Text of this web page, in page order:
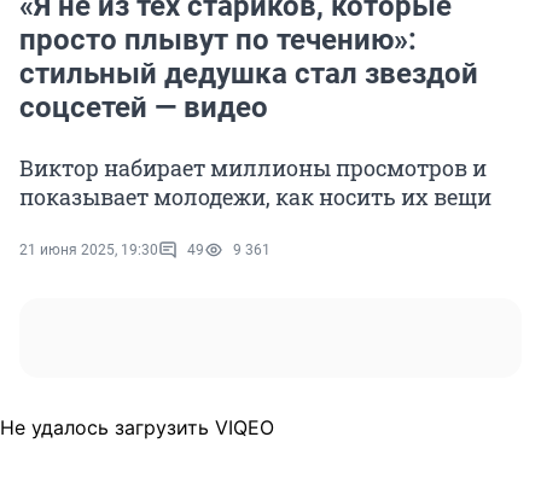
просто плывут по течению»:
стильный дедушка стал звездой
соцсетей — видео
Виктор набирает миллионы просмотров и
показывает молодежи, как носить их вещи
21 июня 2025, 19:30 49 9 361
Не удалось загрузить VIQEO